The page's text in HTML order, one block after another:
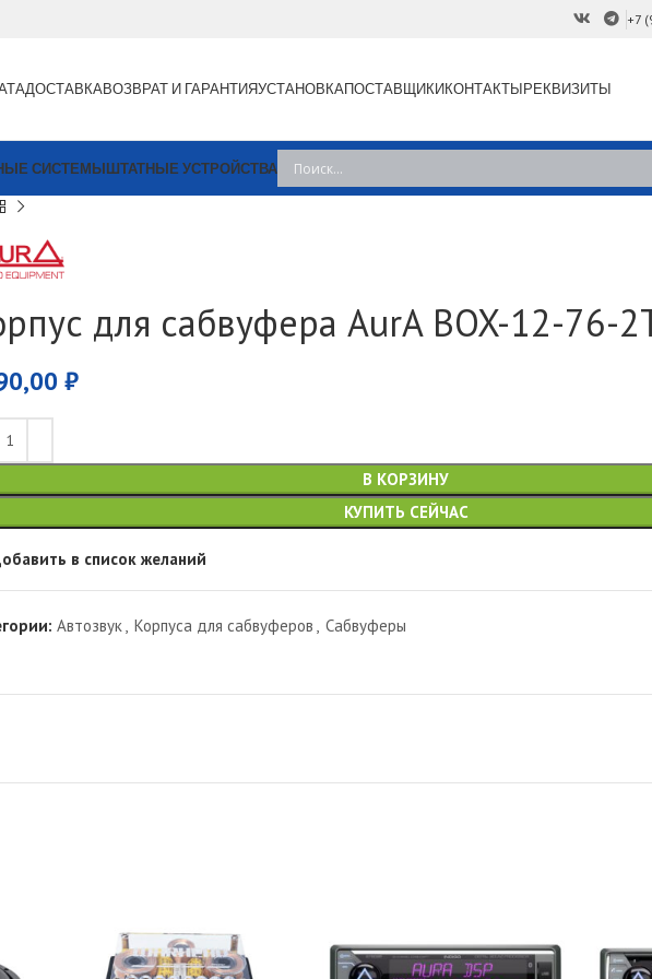
+7
ДОСТАВКАВОЗВРАТ И ГАРАНТИЯУСТАНОВКАПОСТАВЩИКИКОНТАКТЫРЕКВИЗИТЫ
СИСТЕМЫШТАТНЫЕ УСТРОЙСТВА
для сабвуфера AurA BOX-12-76-
₽
В КОРЗИНУ
КУПИТЬ СЕЙЧАС
в список желаний
Автозвук Корпуса для сабвуферов Сабвуферы